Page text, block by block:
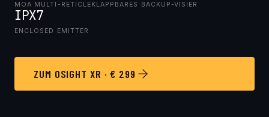
MOA MULTI-RETICLE KLAPPBARES BACKUP-VISIER
IPX7
ENCLOSED EMITTER
ZUM OSIGHT XR · € 299